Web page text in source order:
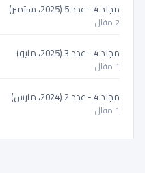
مجلد 4 - عدد 5 (2025، سبتمبر)
2 مقال
مجلد 4 - عدد 3 (2025، مايو)
1 مقال
مجلد 4 - عدد 2 (2024، مارس)
1 مقال